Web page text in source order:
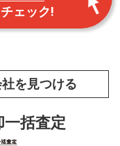
ェック!
を見つける
括査定